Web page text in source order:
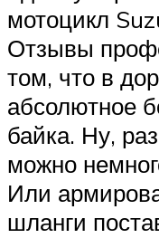
мотоцикл
Отзывы
том, что в
абсолютное
байка. Ну,
можно
Или
шланги